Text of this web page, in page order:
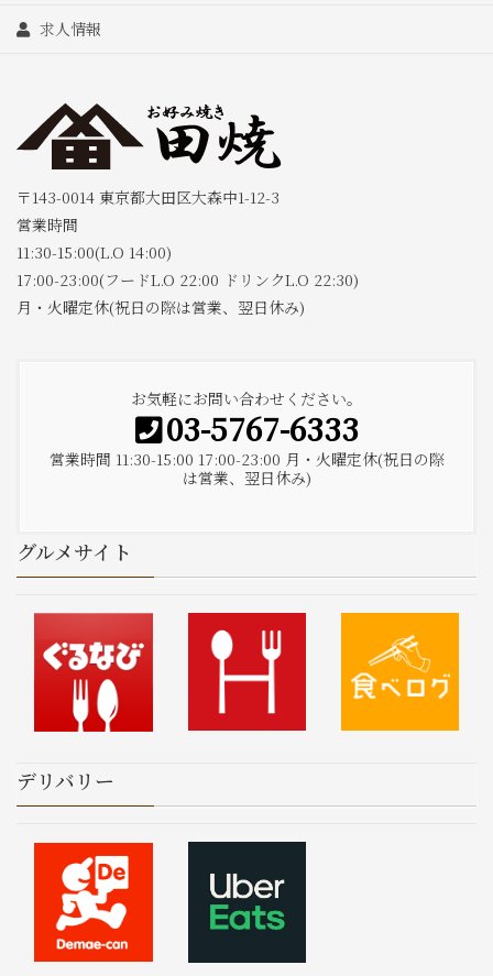
求人情報
〒143-0014 東京都大田区大森中1-12-3
営業時間
11:30-15:00(L.O 14:00)
17:00-23:00(フードL.O 22:00 ドリンクL.O 22:30)
月・火曜定休(祝日の際は営業、翌日休み)
お気軽にお問い合わせください。
03-5767-6333
営業時間 11:30-15:00 17:00-23:00 月・火曜定休(祝日の際
は営業、翌日休み)
グルメサイト
デリバリー